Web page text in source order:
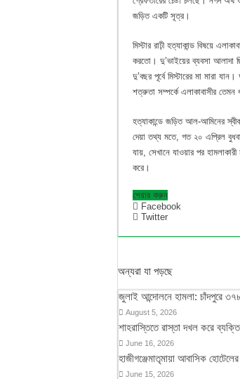
জড়িত একটি সূত্র।
মিস্টার রাঢ়ী হত্যাকান্ড বিষয়ে
করতো। দু’ভাইয়ের ব্যবসা আলাদা
দু’বছর পূর্বে মিস্টারের মা মারা
শত্রুতা সম্পর্কে এলাকাবাসীর তেমন
হত্যাকান্ডে জড়িত আল-আমিনের
দেয়া তথ্য মতে, গত ২০ এপ্রিল বুধবার
যায়, সেখানে যাওয়ার পর
করে।
শেয়ার করুন
Facebook
Twitter
অন্যরা যা পড়ছে
জুলাই আন্দোলনে হামলা: চাঁদপুরে
August 5, 2026
শাহরাস্তিতে রাস্তা দখল করে
June 16, 2026
হাজীগঞ্জেমাতৃমায়া আবাসিক
June 15, 2026